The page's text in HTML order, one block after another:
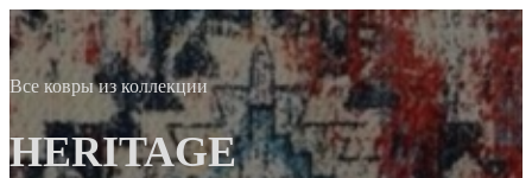
Все ковры из коллекции
HERITAGE